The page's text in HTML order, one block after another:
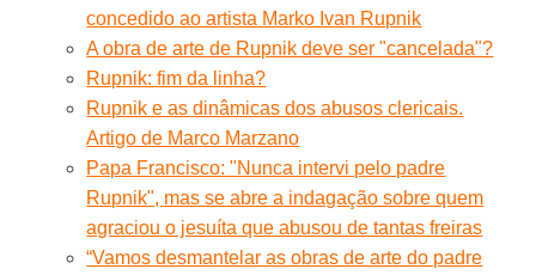
concedido ao artista Marko Ivan Rupnik
A obra de arte de Rupnik deve ser "cancelada"?
Rupnik: fim da linha?
Rupnik e as dinâmicas dos abusos clericais.
Artigo de Marco Marzano
Papa Francisco: "Nunca intervi pelo padre
Rupnik", mas se abre a indagação sobre quem
agraciou o jesuíta que abusou de tantas freiras
“Vamos desmantelar as obras de arte do padre